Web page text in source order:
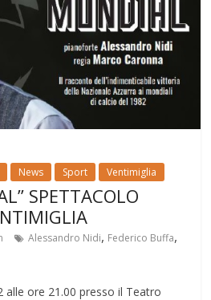
News Sport Ventimiglia
SPETTACOLO
Alessandro Nidi, Federico Buffa,
alle ore 21.00 presso il Teatro